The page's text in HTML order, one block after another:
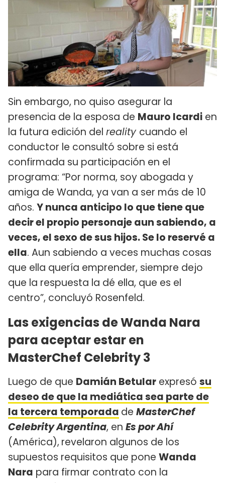
Sin embargo, no quiso asegurar la
presencia de la esposa de Mauro Icardi en
la futura edición del reality cuando el
conductor le consultó sobre si está
confirmada su participación en el
programa: “Por norma, soy abogada y
amiga de Wanda, ya van a ser más de 10
años. Y nunca anticipo lo que tiene que
decir el propio personaje aun sabiendo, a
veces, el sexo de sus hijos. Se lo reservé a
ella. Aun sabiendo a veces muchas cosas
que ella quería emprender, siempre dejo
que la respuesta la dé ella, que es el
centro”, concluyó Rosenfeld.
Las exigencias de Wanda Nara
para aceptar estar en
MasterChef Celebrity 3
Luego de que Damián Betular expresó su
deseo de que la mediática sea parte de
la tercera temporada de MasterChef
Celebrity Argentina, en Es por Ahí
(América), revelaron algunos de los
supuestos requisitos que pone Wanda
Nara para firmar contrato con la